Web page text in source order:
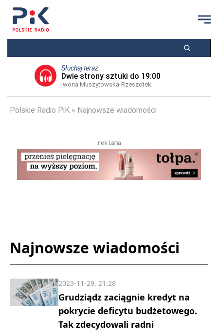
Słuchaj teraz
Dwie strony sztuki do 19:00
Iwona Muszytowska-Rzeszotek
Polskie Radio PiK Najnowsze wiadomości
reklama
Najnowsze wiadomości
Grudziądz zaciągnie kredyt na
pokrycie deficytu budżetowego.
Tak zdecydowali radni
2023-11-29, 21:28